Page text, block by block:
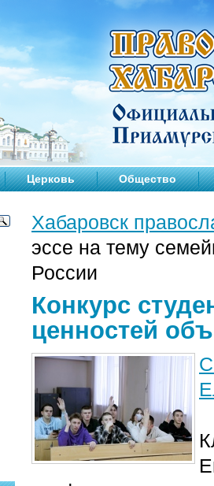
Церковь Общество
Хабаровск
эссе на тему
России
Конкурс
ценностей